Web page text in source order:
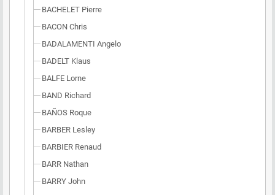
BACHELET Pierre
BACON Chris
BADALAMENTI Angelo
BADELT Klaus
BALFE Lorne
BAND Richard
BAÑOS Roque
BARBER Lesley
BARBIER Renaud
BARR Nathan
BARRY John